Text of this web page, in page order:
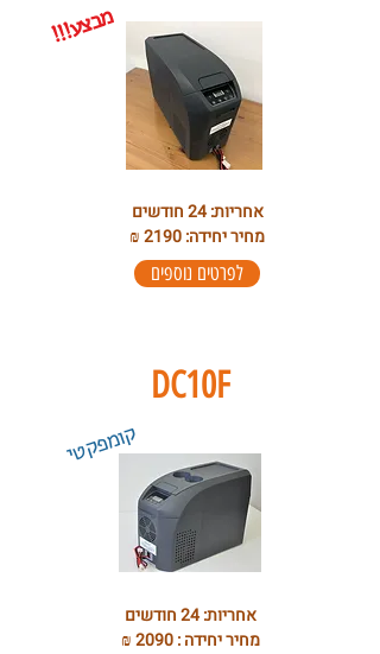
!!!מב
צע
אחריות: 24 חודשים
מחיר יחידה: 2190 ₪
לפרטים נוספים
DC10F
קומפקטי
אחריות: 24 חודשים
מחיר יחידה : 2090 ₪